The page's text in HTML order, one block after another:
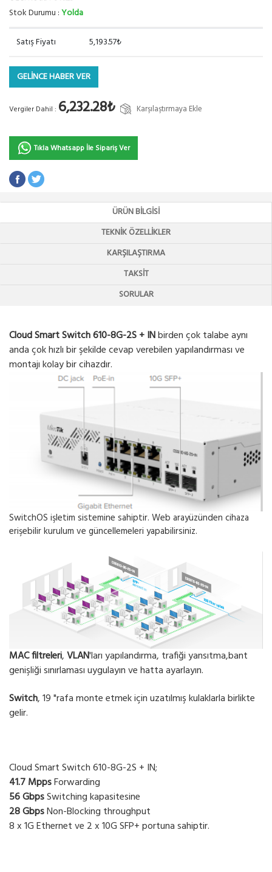
Stok Durumu :Yolda
Satış Fiyatı 5,193.57₺
GELİNCE HABER VER
Vergiler Dahil : 6,232.28₺ Karşılaştırmaya Ekle
Tıkla Whatsapp İle Sipariş Ver
ÜRÜN BILGISI
TEKNIK ÖZELLIKLER
KARŞILAŞTIRMA
TAKSIT
SORULAR
Cloud Smart Switch 610-8G-2S + INbirden çok talabe aynı
anda çok hızlı bir şekilde cevap verebilen yapılandırması ve
montajı kolay bir cihazdır.
SwitchOS işletim sistemine sahiptir. Web arayüzünden cihaza
erişebilir kurulum ve güncellemeleri yapabilirsiniz.
MAC filtreleri,VLAN'ları yapılandırma, trafiği yansıtma,bant
genişliği sınırlaması uygulayın ve hatta ayarlayın.
Switch, 19 "rafa monte etmek için uzatılmış kulaklarla birlikte
gelir.
Cloud Smart Switch 610-8G-2S + IN;
41.7 MppsForwarding
56 GbpsSwitching kapasitesine
28 GbpsNon-Blocking throughput
8 x 1G Ethernet ve 2 x 10G SFP+ portuna sahiptir.